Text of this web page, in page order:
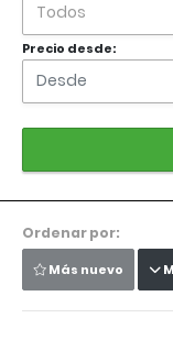
Todos
Precio desde:
Ordenar por:
Más nuevo